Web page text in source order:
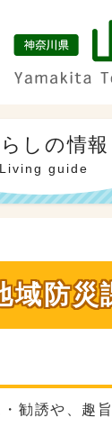
しの情報
Living guide
域防
勧誘や、趣